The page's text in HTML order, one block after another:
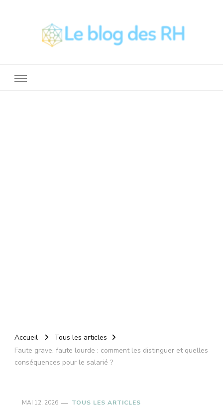
Accueil
Tous les articles
Faute grave, faute lourde : comment les distinguer et quelles
conséquences pour le salarié ?
MAI 12, 2026 TOUS LES ARTICLES